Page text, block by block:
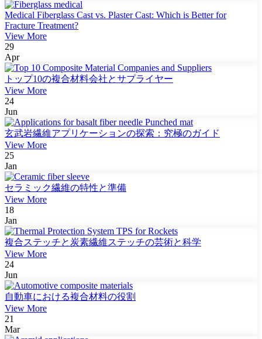
Medical Fiberglass Cast vs. Plaster Cast: Which is Better for
Fracture Treatment?
View More
29
Apr
トップ10の複合材料会社とサプライヤー
View More
24
Jun
玄武岩繊維アプリケーションの探索：究極のガイド
View More
25
Jan
セラミック繊維の特性と準備
View More
18
Jan
複合ステッチと炭素繊維ステッチの芸術と科学
View More
24
Jun
自動車における複合材料の役割
View More
21
Mar